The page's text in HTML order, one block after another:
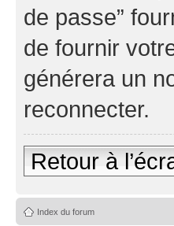
de passe”
de fournir
générera un
reconnecter.
Retour à
Index du forum